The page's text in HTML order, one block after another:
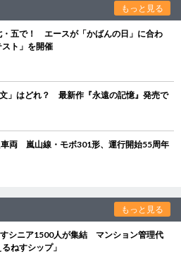
もっと見る
・五で！ エースが「かばんの日」に合わ
ト」を開催
」はどれ？ 最新作『永遠の記憶』発売で
両 嵐山線・モボ301形、運行開始55周年
もっと見る
すシニア1500人が集結 マンション管理代
ねすシップ」